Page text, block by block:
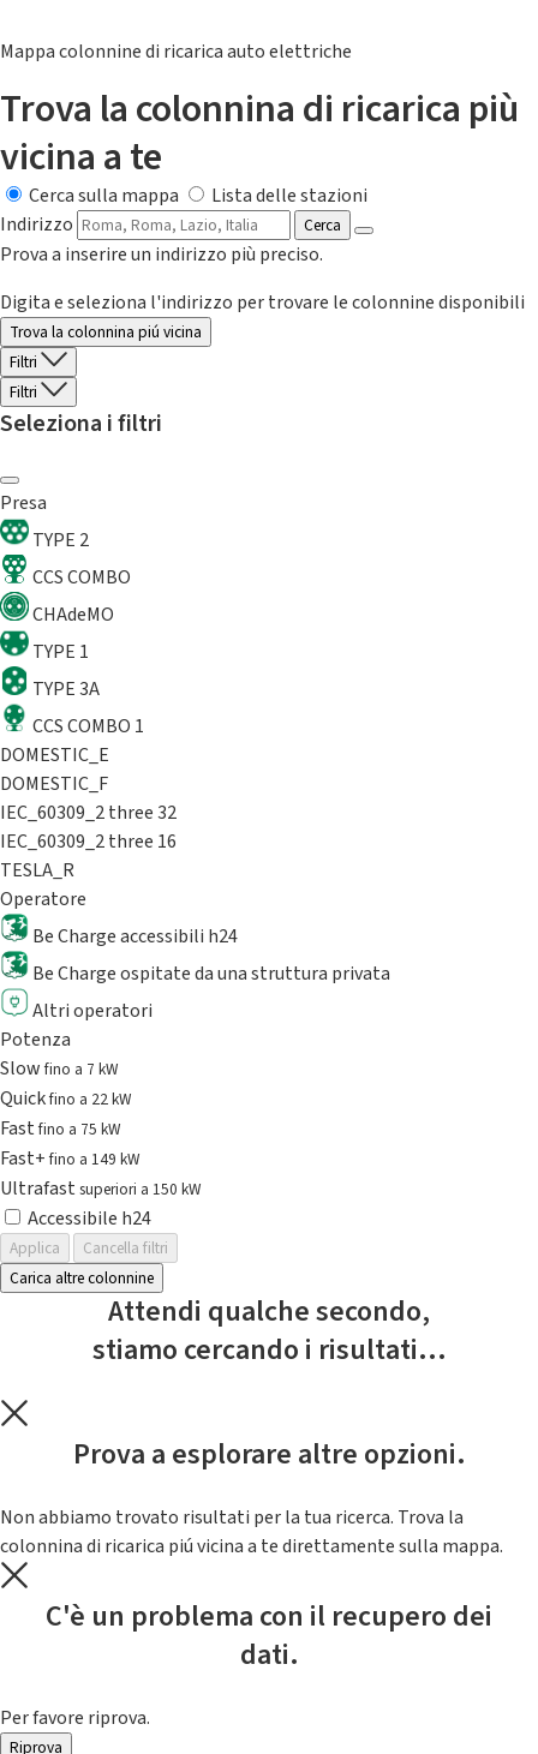
Mappa colonnine di ricarica auto elettriche
Trova la colonnina di ricarica più
vicina a te
Cerca sulla mappa
Lista delle stazioni
Indirizzo
Cerca
Prova a inserire un indirizzo più preciso.
Digita e seleziona l'indirizzo per trovare le colonnine disponibili
Trova la colonnina piú vicina
Filtri
Filtri
Seleziona i filtri
Presa
TYPE 2
CCS COMBO
CHAdeMO
TYPE 1
TYPE 3A
CCS COMBO 1
DOMESTIC_E
DOMESTIC_F
IEC_60309_2 three 32
IEC_60309_2 three 16
TESLA_R
Operatore
Be Charge accessibili h24
Be Charge ospitate da una struttura privata
Altri operatori
Potenza
Slowfino a 7 kW
Quickfino a 22 kW
Fastfino a 75 kW
Fast+fino a 149 kW
Ultrafast superiori a 150 kW
Accessibile h24
Applica
Cancella filtri
Carica altre colonnine
Attendi qualche secondo,
stiamo cercando i risultati...
Prova a esplorare altre opzioni.
Non abbiamo trovato risultati per la tua ricerca. Trova la
colonnina di ricarica piú vicina a te direttamente sulla mappa.
C'è un problema con il recupero dei
dati.
Per favore riprova.
Riprova